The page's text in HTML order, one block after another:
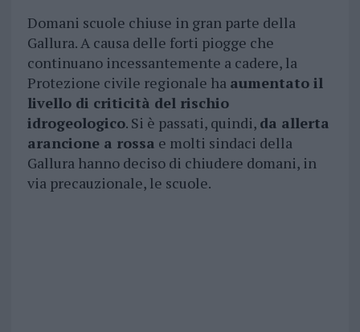
Domani scuole chiuse in gran parte della
Gallura. A causa delle forti piogge che
continuano incessantemente a cadere, la
Protezione civile regionale ha aumentato il
livello di criticità del rischio
idrogeologico. Si è passati, quindi, da allerta
arancione a rossa e molti sindaci della
Gallura hanno deciso di chiudere domani, in
via precauzionale, le scuole.